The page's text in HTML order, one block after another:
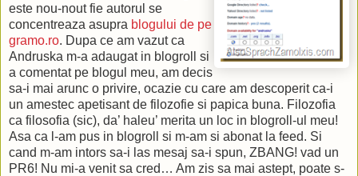
este nou-nout fie autorul se
concentreaza asupra blogului de pe
gramo.ro. Dupa ce am vazut ca
Andruska m-a adaugat in blogroll si
a comentat pe blogul meu, am decis
sa-i mai arunc o privire, ocazie cu care am descoperit ca-i
un amestec apetisant de filozofie si papica buna. Filozofia
ca filosofia (sic), da’ haleu’ merita un loc in blogroll-ul meu!
Asa ca l-am pus in blogroll si m-am si abonat la feed. Si
cand m-am intors sa-i las mesaj sa-i spun, ZBANG! vad un
PR6! Nu mi-a venit sa cred… Am zis sa mai astept, poate s-